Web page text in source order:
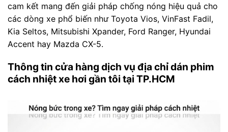
cam kết mang đến giải pháp chống nóng hiệu quả cho
các dòng xe phổ biến như Toyota Vios, VinFast Fadil,
Kia Seltos, Mitsubishi Xpander, Ford Ranger, Hyundai
Accent hay Mazda CX-5.
Thông tin cửa hàng dịch vụ địa chỉ dán phim
cách nhiệt xe hơi gần tôi tại TP.HCM